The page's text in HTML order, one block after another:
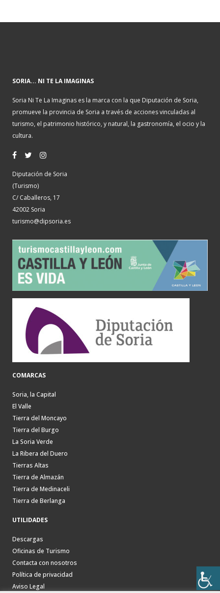
SORIA... NI TE LA IMAGINAS
Soria Ni Te La Imaginas es la marca con la que Diputación de Soria,
promueve la provincia de Soria a través de acciones vinculadas al
turismo, el patrimonio histórico, y natural, la gastronomía, el ocio y la
cultura.
Diputación de Soria
(Turismo)
C/ Caballeros, 17
42002 Soria
turismo@dipsoria.es
COMARCAS
Soria, la Capital
El Valle
Tierra del Moncayo
Tierra del Burgo
La Soria Verde
La Ribera del Duero
Tierras Altas
Tierra de Almazán
Tierra de Medinaceli
Tierra de Berlanga
UTILIDADES
Descargas
Oficinas de Turismo
Contacta con nosotros
Política de privacidad
Aviso Legal